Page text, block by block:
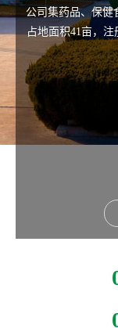
公司集药品、保健
占地面积41亩，注